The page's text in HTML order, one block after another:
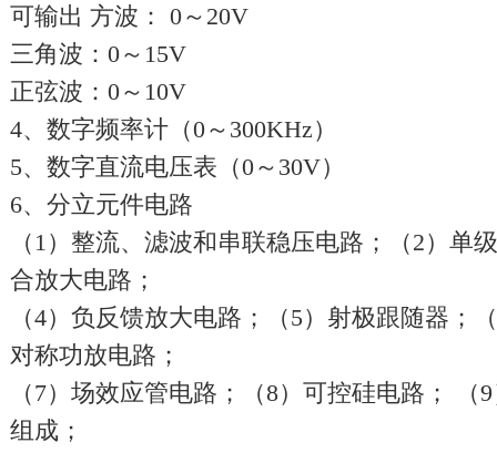
可输出 方波： 0～20V
三角波：0～15V
正弦波：0～10V
4、数字频率计（0～300KHz）
5、数字直流电压表（0～30V）
6、分立元件电路
（1）整流、滤波和串联稳压电路；（2）单
合放大电路；
（4）负反馈放大电路；（5）射极跟随器；
对称功放电路；
（7）场效应管电路；（8）可控硅电路；
组成；